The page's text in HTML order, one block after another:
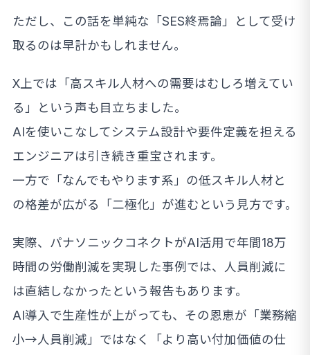
ただし、この話を単純な「SES終焉論」として受け
取るのは早計かもしれません。
X上では「高スキル人材への需要はむしろ増えてい
る」という声も目立ちました。
AIを使いこなしてシステム設計や要件定義を担える
エンジニアは引き続き重宝されます。
一方で「なんでもやります系」の低スキル人材と
の格差が広がる「二極化」が進むという見方です。
実際、パナソニックコネクトがAI活用で年間18万
時間の労働削減を実現した事例では、人員削減に
は直結しなかったという報告もあります。
AI導入で生産性が上がっても、その恩恵が「業務縮
小→人員削減」ではなく「より高い付加価値の仕